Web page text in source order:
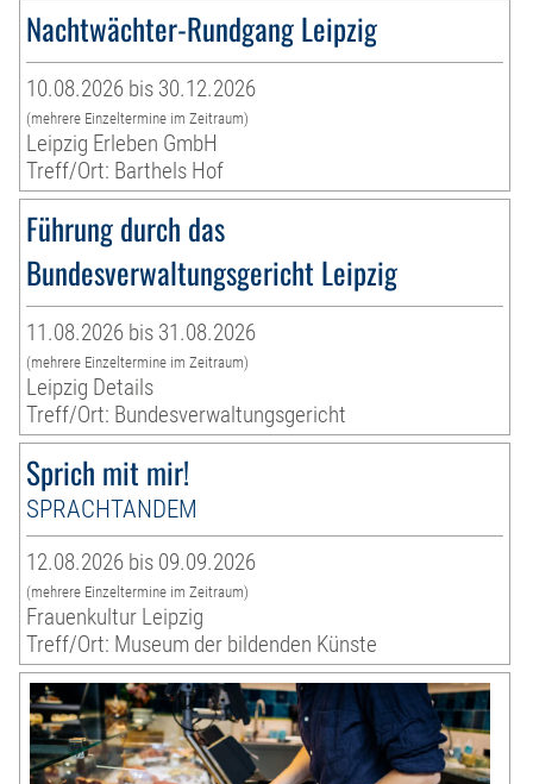
Nachtwächter-Rundgang Leipzig
10.08.2026 bis 30.12.2026
(mehrere Einzeltermine im Zeitraum)
Leipzig Erleben GmbH
Treff/Ort: Barthels Hof
Führung durch das
Bundesverwaltungsgericht Leipzig
11.08.2026 bis 31.08.2026
(mehrere Einzeltermine im Zeitraum)
Leipzig Details
Treff/Ort: Bundesverwaltungsgericht
Sprich mit mir!
SPRACHTANDEM
12.08.2026 bis 09.09.2026
(mehrere Einzeltermine im Zeitraum)
Frauenkultur Leipzig
Treff/Ort: Museum der bildenden Künste